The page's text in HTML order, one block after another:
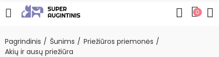
0
Pagrindinis Šunims
Priežiūros priemonės
Akių ir ausų priežiūra